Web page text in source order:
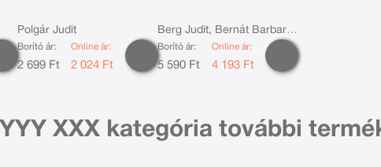
Polgár Judit
Borító ár:
2 699 Ft
Online ár:
2 024 Ft
Berg Judit, Bernát Barbara,
Polgár Judit
Borító ár:
5 590 Ft
Online ár:
4 193 Ft
YYY XXX kategória további